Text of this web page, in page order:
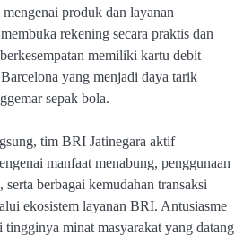
produk dan layanan
rekening secara praktis dan
memiliki kartu debit
yang menjadi daya tarik
sepak bola.
tim BRI Jatinegara aktif
manfaat menabung, penggunaan
berbagai kemudahan transaksi
ekosistem layanan BRI. Antusiasme
minat masyarakat yang datang